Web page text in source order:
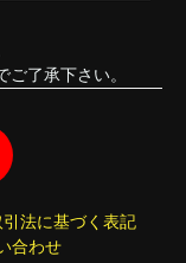
了承下さい。
法に基づく表記
合わせ